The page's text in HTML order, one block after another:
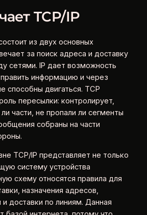
TCP/IP
из двух основных
за поиск адреса и доставку
сетями. IP дает возможность
информацию и через
способны двигаться. TCP
пересылки: контролирует,
части, не пропали ли сегменты
собраны на части
TCP/IP представляет не только
систему устройства
схему относятся правила для
назначения адресов,
доставки по линиям. Данная